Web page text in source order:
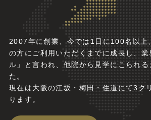
2007年に創業、今では1日に100名以上
の方にご利用いただくまでに成長し、
ル」と言われ、他院から見学にこられる
た。
現在は大阪の江坂・梅田・住道にて3ク
ります。